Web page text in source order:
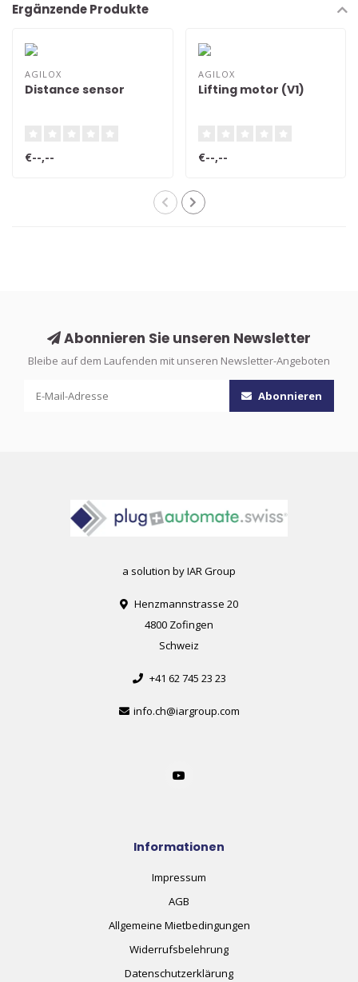
Ergänzende Produkte
AGILOX
Distance sensor
€--,--
AGILOX
Lifting motor (V1)
€--,--
Abonnieren Sie unseren Newsletter
Bleibe auf dem Laufenden mit unseren Newsletter-Angeboten
Abonnieren
a solution by IAR Group
Henzmannstrasse 20
4800 Zofingen
Schweiz
+41 62 745 23 23
info.ch@iargroup.com
Informationen
Impressum
AGB
Allgemeine Mietbedingungen
Widerrufsbelehrung
Datenschutzerklärung